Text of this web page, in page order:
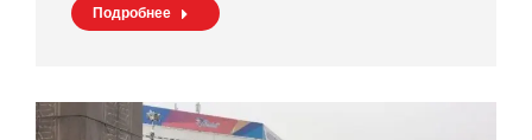
Подробнее